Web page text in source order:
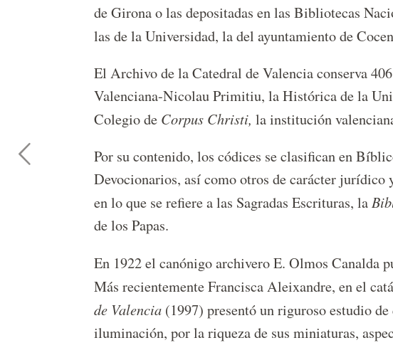
de Girona o las depositadas en las Bibliotecas
las de la Universidad, la del ayuntamiento de
El Archivo de la Catedral de Valencia conserva
Valenciana-Nicolau Primitiu, la Histórica de la
Colegio de Corpus Christi, la institución
Por su contenido, los códices se clasifican en
Devocionarios, así como otros de carácter
en lo que se refiere a las Sagradas Escrituras, la
de los Papas.
En 1922 el canónigo archivero E. Olmos Canalda
Más recientemente Francisca Aleixandre, en el
de Valencia (1997) presentó un riguroso estudio
iluminación, por la riqueza de sus miniaturas,